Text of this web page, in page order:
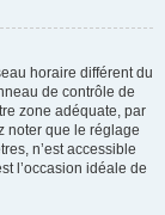
horaire différent du
de contrôle de
zone adéquate, par
noter que le réglage
n’est accessible
l’occasion idéale de